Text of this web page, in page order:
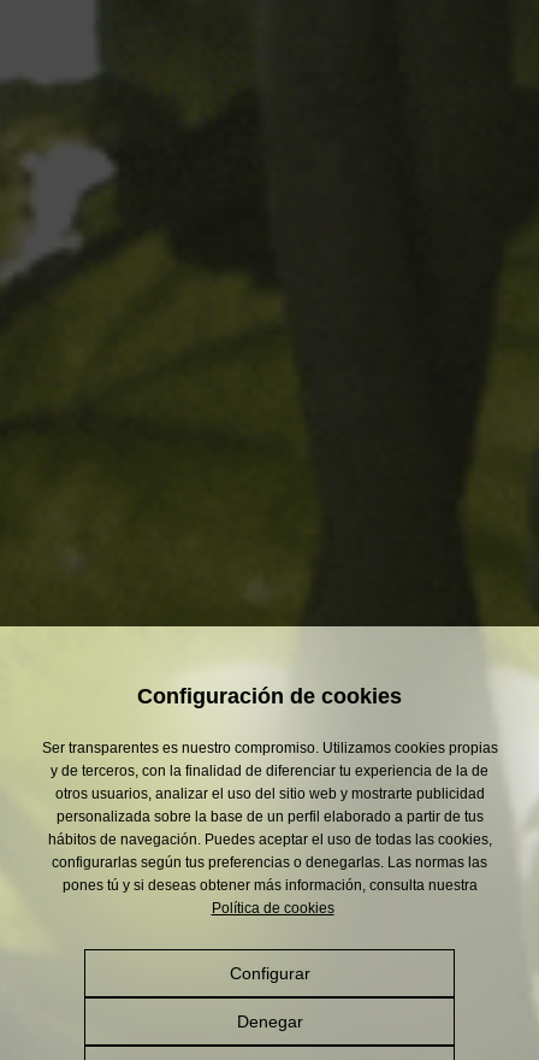
Contenido
Alcohólico
14.6ºP
Extracto
Seco Primitivo
28
Amargo (IBU)
14
Color (EBC)
Strong
Lager
Tipo de cerveza
Configuración de cookies
Ser transparentes es nuestro compromiso. Utilizamos cookies propias
y de terceros, con la finalidad de diferenciar tu experiencia de la de
otros usuarios, analizar el uso del sitio web y mostrarte publicidad
personalizada sobre la base de un perfil elaborado a partir de tus
hábitos de navegación. Puedes aceptar el uso de todas las cookies,
configurarlas según tus preferencias o denegarlas. Las normas las
pones tú y si deseas obtener más información, consulta nuestra
Política de cookies
Configurar
Denegar